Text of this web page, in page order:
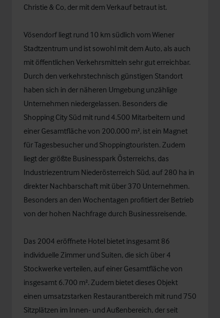
Christie & Co, der mit dem Verkauf betraut ist.
Vösendorf liegt rund 10 km südlich vom Wiener
Stadtzentrum und ist sowohl mit dem Auto, als auch
mit öffentlichen Verkehrsmitteln sehr gut erreichbar.
Durch den verkehrstechnisch günstigen Standort
haben sich in der näheren Umgebung unzählige
Unternehmen niedergelassen. Besonders die
Shopping City Süd mit rund 4.500 Mitarbeitern und
einer Gesamtfläche von 200.000 m², ist ein Magnet
für Tagesbesucher und Shoppingtouristen. Zudem
liegt der größte Businesspark Österreichs, das
Industriezentrum Niederösterreich Süd, auf 280 ha in
direkter Nachbarschaft mit über 370 Unternehmen.
Besonders an den Wochentagen profitiert der Betrieb
von der hohen Nachfrage durch Businessreisende.
Das 2004 eröffnete Hotel bietet insgesamt 86
individuelle Zimmer und Suiten, die sich über 4
Stockwerke verteilen, auf einer Gesamtfläche von
insgesamt 6.700 m². Zudem bietet dieses Objekt
einen umsatzstarken Restaurantbereich mit rund 750
Sitzplätzen im Innen- und Außenbereich, der seit